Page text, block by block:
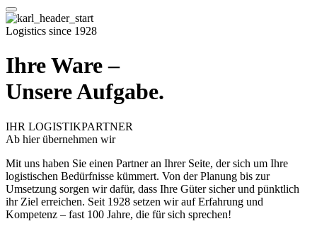
Logistics since 1928
Ihre Ware –
Unsere Aufgabe.
IHR LOGISTIKPARTNER
Ab hier übernehmen wir
Mit uns haben Sie einen Partner an Ihrer Seite, der sich um Ihre
logistischen Bedürfnisse kümmert. Von der Planung bis zur
Umsetzung sorgen wir dafür, dass Ihre Güter sicher und pünktlich
ihr Ziel erreichen. Seit 1928 setzen wir auf Erfahrung und
Kompetenz – fast 100 Jahre, die für sich sprechen!